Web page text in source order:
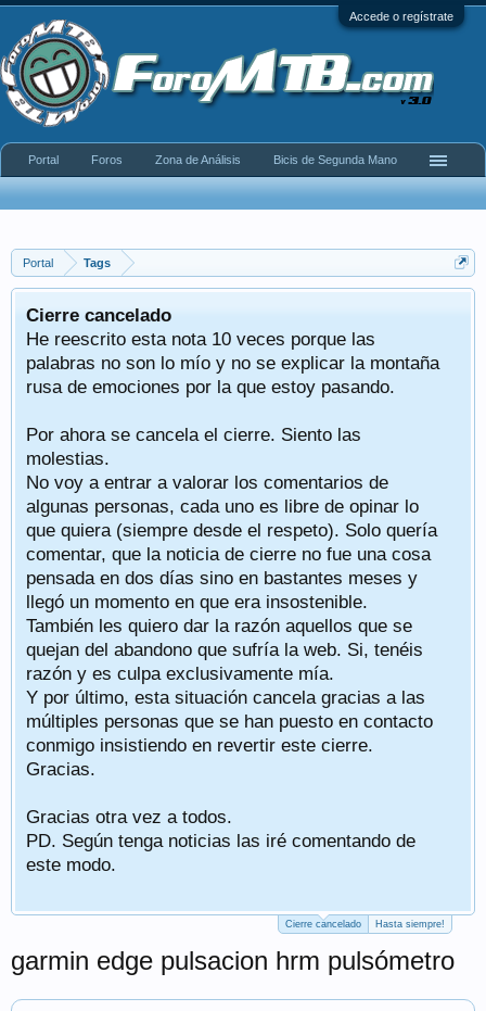
Accede o regístrate
Portal Tags
Cierre cancelado
He reescrito esta nota 10 veces porque las
palabras no son lo mío y no se explicar la montaña
rusa de emociones por la que estoy pasando.
Por ahora se cancela el cierre. Siento las
molestias.
No voy a entrar a valorar los comentarios de
algunas personas, cada uno es libre de opinar lo
que quiera (siempre desde el respeto). Solo quería
comentar, que la noticia de cierre no fue una cosa
pensada en dos días sino en bastantes meses y
llegó un momento en que era insostenible.
También les quiero dar la razón aquellos que se
quejan del abandono que sufría la web. Si, tenéis
razón y es culpa exclusivamente mía.
Y por último, esta situación cancela gracias a las
múltiples personas que se han puesto en contacto
conmigo insistiendo en revertir este cierre.
Gracias.
Gracias otra vez a todos.
PD. Según tenga noticias las iré comentando de
este modo.
Cierre cancelado Hasta siempre!
garmin edge pulsacion hrm pulsómetro
Portal Foros Zona de Análisis Bicis de Segunda Mano